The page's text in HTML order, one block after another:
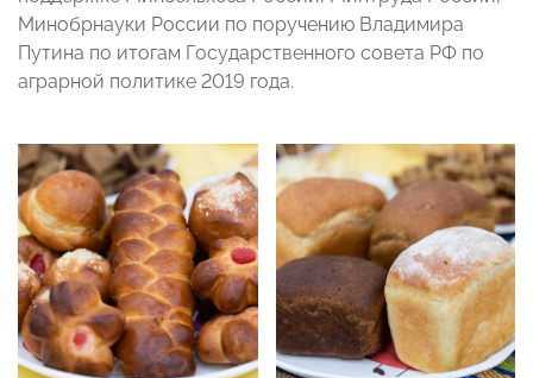
Минобрнауки России по поручению Владимира
Путина по итогам Государственного совета РФ по
аграрной политике 2019 года.